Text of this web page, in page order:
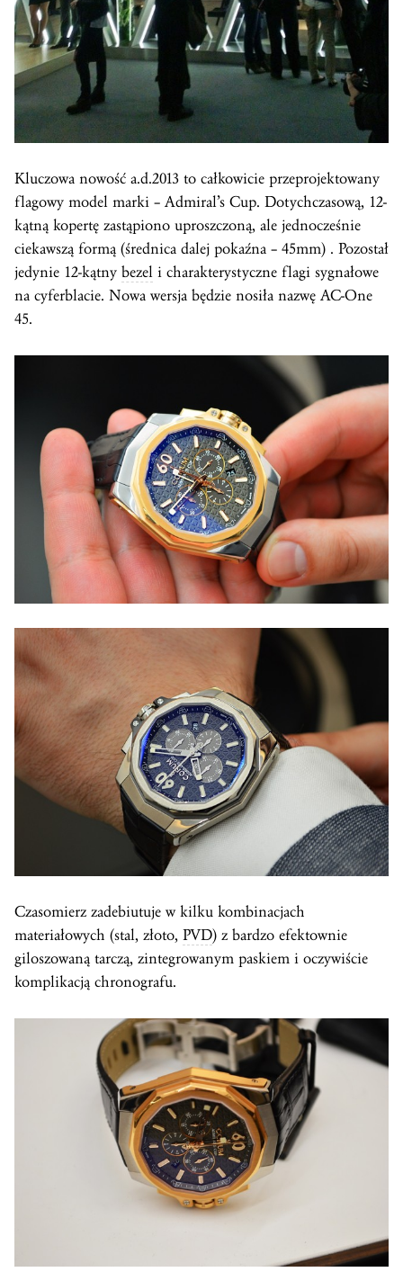
Kluczowa nowość a.d.2013 to całkowicie przeprojektowany
flagowy model marki – Admiral’s Cup. Dotychczasową, 12-
kątną kopertę zastąpiono uproszczoną, ale jednocześnie
ciekawszą formą (średnica dalej pokaźna – 45mm) . Pozostał
jedynie 12-kątny bezel i charakterystyczne flagi sygnałowe
na cyferblacie. Nowa wersja będzie nosiła nazwę AC-One
45.
Czasomierz zadebiutuje w kilku kombinacjach
materiałowych (stal, złoto, PVD) z bardzo efektownie
giloszowaną tarczą, zintegrowanym paskiem i oczywiście
komplikacją chronografu.